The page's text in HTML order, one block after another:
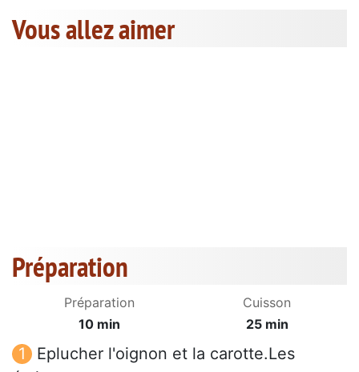
Vous allez aimer
Préparation
Préparation
10 min
Cuisson
25 min
Eplucher l'oignon et la carotte.Les